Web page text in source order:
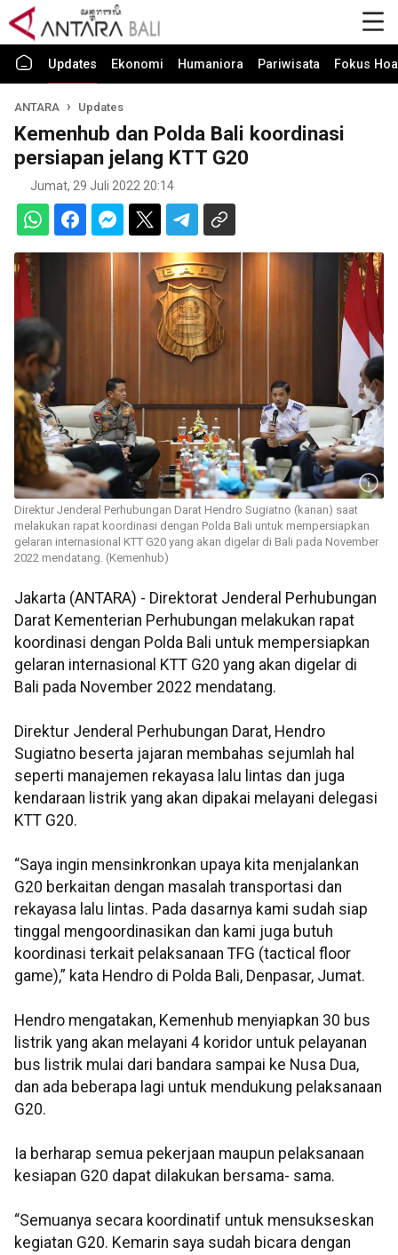
Updates Ekonomi Humaniora Pariwisata Fokus
ANTARA Updates
Kemenhub dan Polda Bali koordinasi
persiapan jelang KTT G20
Jumat, 29 Juli 2022 20:14
Direktur Jenderal Perhubungan Darat Hendro Sugiatno (kanan) saat
melakukan rapat koordinasi dengan Polda Bali untuk mempersiapkan
gelaran internasional KTT G20 yang akan digelar di Bali pada November
2022 mendatang. (Kemenhub)
Jakarta (ANTARA) - Direktorat Jenderal Perhubungan
Darat Kementerian Perhubungan melakukan rapat
koordinasi dengan Polda Bali untuk mempersiapkan
gelaran internasional KTT G20 yang akan digelar di
Bali pada November 2022 mendatang.
Direktur Jenderal Perhubungan Darat, Hendro
Sugiatno beserta jajaran membahas sejumlah hal
seperti manajemen rekayasa lalu lintas dan juga
kendaraan listrik yang akan dipakai melayani delegasi
KTT G20.
“Saya ingin mensinkronkan upaya kita menjalankan
G20 berkaitan dengan masalah transportasi dan
rekayasa lalu lintas. Pada dasarnya kami sudah siap
tinggal mengoordinasikan dan kami juga butuh
koordinasi terkait pelaksanaan TFG (tactical floor
game),” kata Hendro di Polda Bali, Denpasar, Jumat.
Hendro mengatakan, Kemenhub menyiapkan 30 bus
listrik yang akan melayani 4 koridor untuk pelayanan
bus listrik mulai dari bandara sampai ke Nusa Dua,
dan ada beberapa lagi untuk mendukung pelaksanaan
G20.
Ia berharap semua pekerjaan maupun pelaksanaan
kesiapan G20 dapat dilakukan bersama- sama.
“Semuanya secara koordinatif untuk mensukseskan
kegiatan G20. Kemarin saya sudah bicara dengan